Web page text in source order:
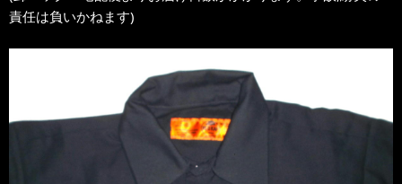
責任は負いかねます)